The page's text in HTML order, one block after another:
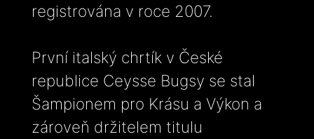
registrována v roce 2007.
První italský chrtík v České
republice Ceysse Bugsy se stal
Šampionem pro Krásu a Výkon a
zároveň držitelem titulu